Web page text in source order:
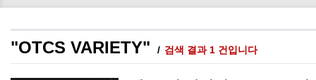
"OTCS VARIETY" 검색 결과 1 건입니다